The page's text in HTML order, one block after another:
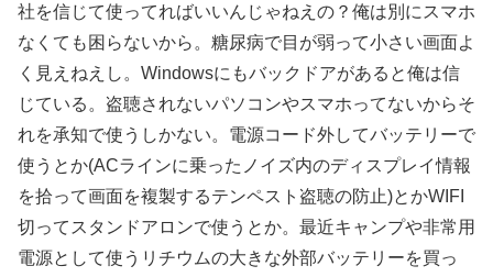
社を信じて使ってればいいんじゃねえの？俺は別にスマホ
なくても困らないから。糖尿病で目が弱って小さい画面よ
く見えねえし。Windowsにもバックドアがあると俺は信
じている。盗聴されないパソコンやスマホってないからそ
れを承知で使うしかない。電源コード外してバッテリーで
使うとか(ACラインに乗ったノイズ内のディスプレイ情報
を拾って画面を複製するテンペスト盗聴の防止)とかWIFI
切ってスタンドアロンで使うとか。最近キャンプや非常用
電源として使うリチウムの大きな外部バッテリーを買っ